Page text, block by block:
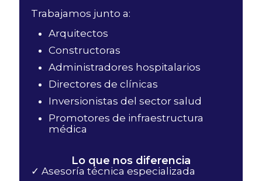
Trabajamos junto a:
Arquitectos
Constructoras
Administradores hospitalarios
Directores de clínicas
Inversionistas del sector salud
Promotores de infraestructura
médica
Lo que nos diferencia
✓ Asesoría técnica especializada